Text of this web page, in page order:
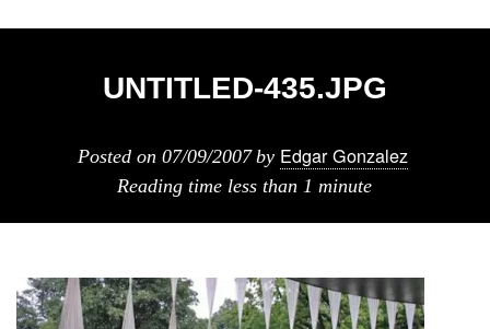
UNTITLED-435.JPG
Posted on 07/09/2007 by Edgar Gonzalez
Reading time less than 1 minute